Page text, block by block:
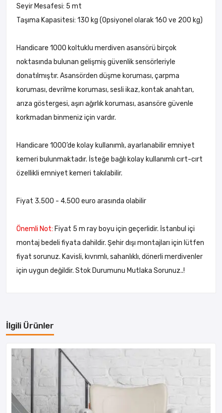
Seyir Mesafesi: 5 mt
Taşıma Kapasitesi: 130 kg (Opsiyonel olarak 160 ve 200 kg)
Handicare 1000 koltuklu merdiven asansörü birçok
noktasında bulunan gelişmiş güvenlik sensörleriyle
donatılmıştır. Asansörden düşme koruması, çarpma
koruması, devrilme koruması, sesli ikaz, kontak anahtarı,
arıza göstergesi, aşırı ağırlık koruması, asansöre güvenle
korkmadan binmeniz için vardır.
Handicare 1000’de kolay kullanımlı, ayarlanabilir emniyet
kemeri bulunmaktadır. İsteğe bağlı kolay kullanımlı cırt-cırt
özellikli emniyet kemeri takılabilir.
Fiyat 3.500 - 4.500 euro arasında olabilir
Önemli Not: Fiyat 5 m ray boyu için geçerlidir. İstanbul içi
montaj bedeli fiyata dahildir. Şehir dışı montajları için lütfen
fiyat sorunuz. Kavisli, kıvrımlı, sahanlıklı, dönerli merdivenler
için uygun değildir. Stok Durumunu Mutlaka Sorunuz..!
İlgili Ürünler